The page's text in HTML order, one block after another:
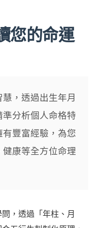
您的命運
，透過出生年月
分析個人命格特
豐富經驗，為您
康等全方位命理
，透過「年柱、月